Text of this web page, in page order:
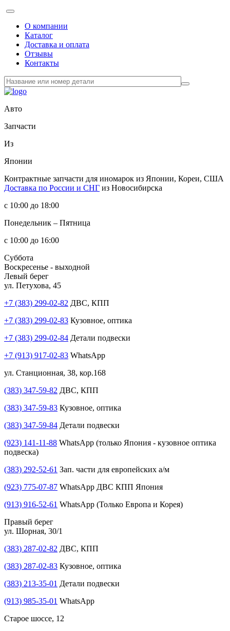
О компании
Каталог
Доставка и оплата
Отзывы
Контакты
Авто
Запчасти
Из
Японии
Контрактные запчасти для иномарок из Японии, Кореи, США
Доставка по России и СНГ из Новосибирска
с 10:00 до 18:00
Понедельник – Пятница
с 10:00 до 16:00
Суббота
Воскресенье - выходной
Левый берег
ул. Петухова, 45
+7 (383) 299-02-82 ДВС, КПП
+7 (383) 299-02-83 Кузовное, оптика
+7 (383) 299-02-84 Детали подвески
+7 (913) 917-02-83 WhatsApp
ул. Станционная, 38, кор.168
(383) 347-59-82 ДВС, КПП
(383) 347-59-83 Кузовное, оптика
(383) 347-59-84 Детали подвески
(923) 141-11-88 WhatsApp (только Япония - кузовное оптика
подвеска)
(383) 292-52-61 Зап. части для европейских а/м
(923) 775-07-87 WhatsApp ДВС КПП Япония
(913) 916-52-61 WhatsApp (Только Европа и Корея)
Правый берег
ул. Шорная, 30/1
(383) 287-02-82 ДВС, КПП
(383) 287-02-83 Кузовное, оптика
(383) 213-35-01 Детали подвески
(913) 985-35-01 WhatsApp
Старое шоссе, 12